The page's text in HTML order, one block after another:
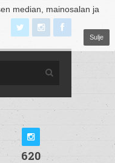
median, mainosalan ja
Sulje
620